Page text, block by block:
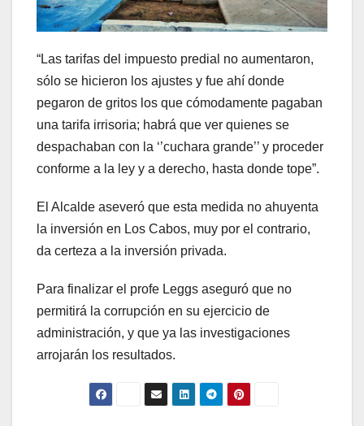
“Las tarifas del impuesto predial no aumentaron,
sólo se hicieron los ajustes y fue ahí donde
pegaron de gritos los que cómodamente pagaban
una tarifa irrisoria; habrá que ver quienes se
despachaban con la ‘’cuchara grande’’ y proceder
conforme a la ley y a derecho, hasta donde tope”.
El Alcalde aseveró que esta medida no ahuyenta
la inversión en Los Cabos, muy por el contrario,
da certeza a la inversión privada.
Para finalizar el profe Leggs aseguró que no
permitirá la corrupción en su ejercicio de
administración, y que ya las investigaciones
arrojarán los resultados.